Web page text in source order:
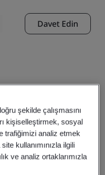
Davet Edin
şekilde çalışmasını
kişiselleştirmek, sosyal
trafiğimizi analiz etmek
kullanımınızla ilgili
ve analiz ortaklarımızla